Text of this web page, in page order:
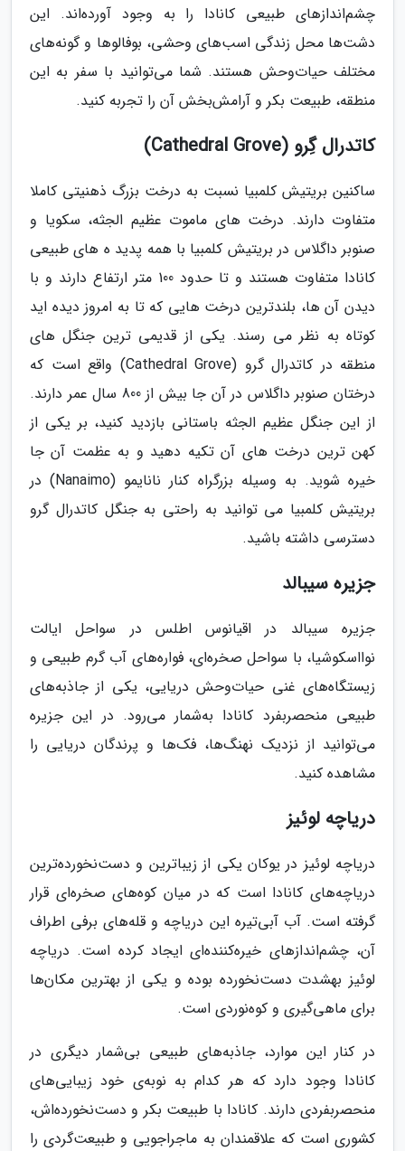
چشم‌اندازهای طبیعی کانادا را به وجود آورده‌اند. این
دشت‌ها محل زندگی اسب‌های وحشی، بوفالوها و گونه‌های
مختلف حیات‌وحش هستند. شما می‌توانید با سفر به این
منطقه، طبیعت بکر و آرامش‌بخش آن را تجربه کنید.
کاتدرال گِرو (Cathedral Grove)
ساکنین بریتیش کلمبیا نسبت به درخت بزرگ ذهنیتی کاملا
متفاوت دارند. درخت های ماموت عظیم الجثه، سکویا و
صنوبر داگلاس در بریتیش کلمبیا با همه پدید ه های طبیعی
کانادا متفاوت هستند و تا حدود 100 متر ارتفاع دارند و با
دیدن آن ها، بلندترین درخت هایی که تا به امروز دیده اید
کوتاه به نظر می رسند. یکی از قدیمی ترین جنگل های
منطقه در کاتدرال گرو (Cathedral Grove) واقع است که
درختان صنوبر داگلاس در آن جا بیش از 800 سال عمر دارند.
از این جنگل عظیم الجثه باستانی بازدید کنید، بر یکی از
کهن ترین درخت های آن تکیه دهید و به عظمت آن جا
خیره شوید. به وسیله بزرگراه کنار نانایمو (Nanaimo) در
بریتیش کلمبیا می توانید به راحتی به جنگل کاتدرال گرو
دسترسی داشته باشید.
جزیره سیبالد
جزیره سیبالد در اقیانوس اطلس در سواحل ایالت
نوااسکوشیا، با سواحل صخره‌ای، فواره‌های آب گرم طبیعی و
زیستگاه‌های غنی حیات‌وحش دریایی، یکی از جاذبه‌های
طبیعی منحصربفرد کانادا به‌شمار می‌رود. در این جزیره
می‌توانید از نزدیک نهنگ‌ها، فک‌ها و پرندگان دریایی را
مشاهده کنید.
دریاچه لوئیز
دریاچه لوئیز در یوکان یکی از زیباترین و دست‌نخورده‌ترین
دریاچه‌های کانادا است که در میان کوه‌های صخره‌ای قرار
گرفته است. آب آبی‌تیره این دریاچه و قله‌های برفی اطراف
آن، چشم‌اندازهای خیره‌کننده‌ای ایجاد کرده است. دریاچه
لوئیز بهشدت دست‌نخورده بوده و یکی از بهترین مکان‌ها
برای ماهی‌گیری و کوه‌نوردی است.
در کنار این موارد، جاذبه‌های طبیعی بی‌شمار دیگری در
کانادا وجود دارد که هر کدام به نوبه‌ی خود زیبایی‌های
منحصربفردی دارند. کانادا با طبیعت بکر و دست‌نخورده‌اش،
کشوری است که علاقمندان به ماجراجویی و طبیعت‌گردی را